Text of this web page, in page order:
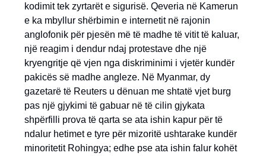
kodimit tek zyrtarët e sigurisë. Qeveria në Kamerun
e ka mbyllur shërbimin e internetit në rajonin
anglofonik për pjesën më të madhe të vitit të kaluar,
një reagim i dendur ndaj protestave dhe një
kryengritje që vjen nga diskriminimi i vjetër kundër
pakicës së madhe angleze. Në Myanmar, dy
gazetarë të Reuters u dënuan me shtatë vjet burg
pas një gjykimi të gabuar në të cilin gjykata
shpërfilli prova të qarta se ata ishin kapur për të
ndalur hetimet e tyre për mizoritë ushtarake kundër
minoritetit Rohingya; edhe pse ata ishin falur kohët